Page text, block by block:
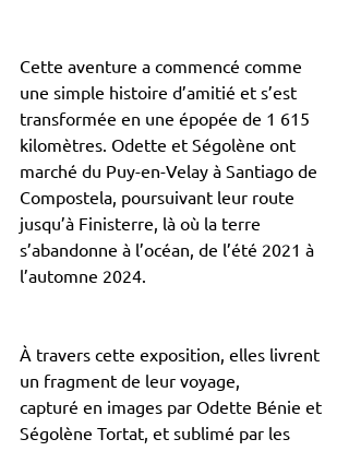
Cette aventure a commencé comme
une simple histoire d’amitié et s’est
transformée en une épopée de 1 615
kilomètres. Odette et Ségolène ont
marché du Puy-en-Velay à Santiago de
Compostela, poursuivant leur route
jusqu’à Finisterre, là où la terre
s’abandonne à l’océan, de l’été 2021 à
l’automne 2024.
À travers cette exposition, elles livrent
un fragment de leur voyage,
capturé en images par Odette Bénie et
Ségolène Tortat, et sublimé par les